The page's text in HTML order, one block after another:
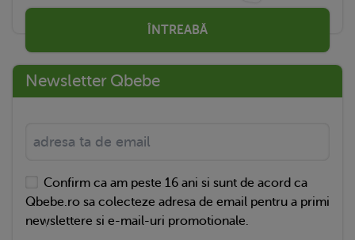
ÎNTREABĂ
Newsletter Qbebe
Confirm ca am peste 16 ani si sunt de acord ca
Qbebe.ro sa colecteze adresa de email pentru a primi
newslettere si e-mail-uri promotionale.